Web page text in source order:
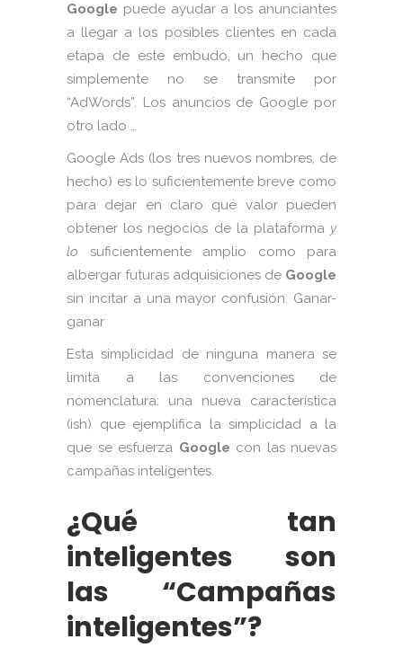
Google puede ayudar a los anunciantes
a llegar a los posibles clientes en cada
etapa de este embudo, un hecho que
simplemente no se transmite por
“AdWords”. Los anuncios de Google por
otro lado …
Google Ads (los tres nuevos nombres, de
hecho) es lo suficientemente breve como
para dejar en claro qué valor pueden
obtener los negocios de la plataforma y
lo suficientemente amplio como para
albergar futuras adquisiciones de Google
sin incitar a una mayor confusión. Ganar-
ganar
Esta simplicidad de ninguna manera se
limita a las convenciones de
nomenclatura: una nueva característica
(ish) que ejemplifica la simplicidad a la
que se esfuerza Google con las nuevas
campañas inteligentes.
¿Qué tan
inteligentes son
las “Campañas
inteligentes”?